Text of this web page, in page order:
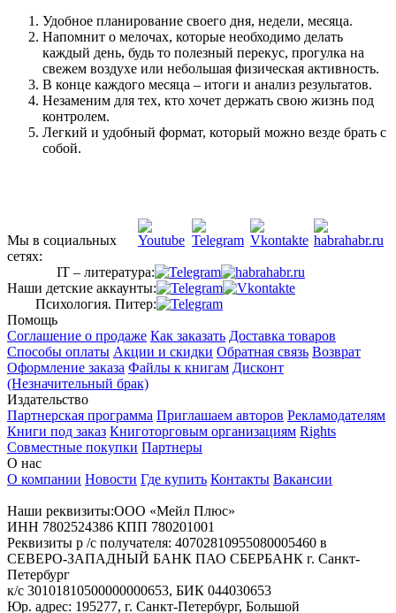
Удобное планирование своего дня, недели, месяца.
Напомнит о мелочах, которые необходимо делать
каждый день, будь то полезный перекус, прогулка на
свежем воздухе или небольшая физическая активность.
В конце каждого месяца – итоги и анализ результатов.
Незаменим для тех, кто хочет держать свою жизнь под
контролем.
Легкий и удобный формат, который можно везде брать с
собой.
Мы в социальных
сетях:
IT – литература:
Наши детские аккаунты:
Психология. Питер:
Помощь
Соглашение о продаже Как заказать Доставка товаров
Способы оплаты Акции и скидки Обратная связь Возврат
Оформление заказа Файлы к книгам Дисконт
(Незначительный брак)
Издательство
Партнерская программа Приглашаем авторов Рекламодателям
Книги под заказ Книготорговым организациям Rights
Совместные покупки Партнеры
О нас
О компании Новости Где купить Контакты Вакансии
Наши реквизиты:ООО «Мейл Плюс»
ИНН 7802524386 КПП 780201001
Реквизиты р /с получателя: 40702810955080005460 в
СЕВЕРО-ЗАПАДНЫЙ БАНК ПАО СБЕРБАНК г. Санкт-
Петербург
к/с 30101810500000000653, БИК 044030653
Юр. адрес: 195277, г. Санкт-Петербург, Большой